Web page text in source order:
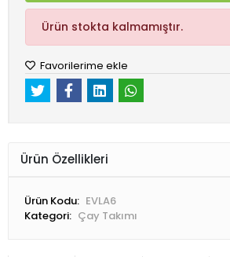
Ürün stokta kalmamıştır.
Favorilerime ekle
Ürün Özellikleri
Ürün Kodu: EVLA6
Kategori: Çay Takımı